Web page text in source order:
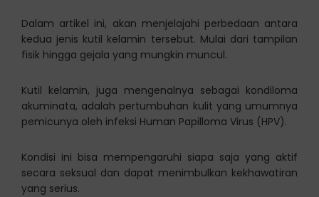
Dalam artikel ini, akan menjelajahi perbedaan antara
kedua jenis kutil kelamin tersebut. Mulai dari tampilan
fisik hingga gejala yang mungkin muncul.
Kutil kelamin, juga mengenalnya sebagai kondiloma
akuminata, adalah pertumbuhan kulit yang umumnya
pemicunya oleh infeksi Human Papilloma Virus (HPV).
Kondisi ini bisa mempengaruhi siapa saja yang aktif
secara seksual dan dapat menimbulkan kekhawatiran
yang serius.